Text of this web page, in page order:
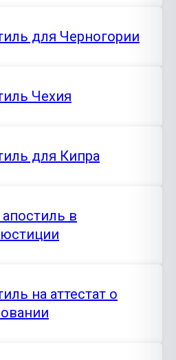
для Черногории
Чехия
для Кипра
в
на аттестат о